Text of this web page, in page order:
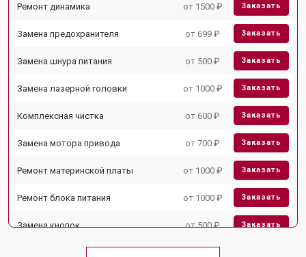
Ремонт динамика от 1500 ₽ Заказать
Замена предохранителя от 699 ₽ Заказать
Замена шнура питания от 500 ₽ Заказать
Замена лазерной головки от 1000 ₽ Заказать
Комплексная чистка от 600 ₽ Заказать
Замена мотора привода от 700 ₽ Заказать
Ремонт материнской платы от 1000 ₽ Заказать
Ремонт блока питания от 1000 ₽ Заказать
Замена кнопок от 500 ₽ Заказать